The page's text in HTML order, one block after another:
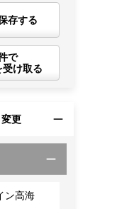
存する
で
受け取る
更
ン高海